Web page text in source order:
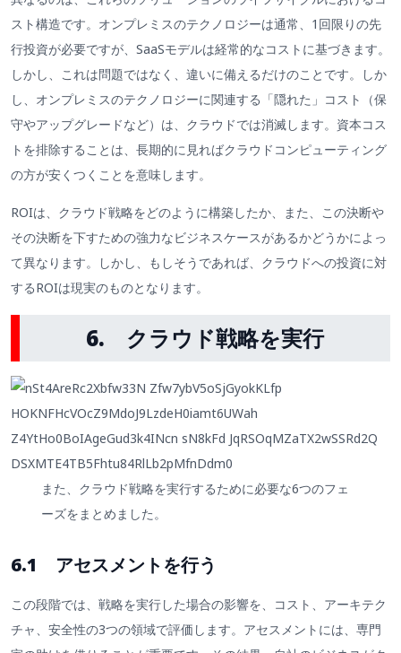
スト構造です。オンプレミスのテクノロジーは通常、1回限りの先
行投資が必要ですが、SaaSモデルは経常的なコストに基づきます。
しかし、これは問題ではなく、違いに備えるだけのことです。しか
し、オンプレミスのテクノロジーに関連する「隠れた」コスト（保
守やアップグレードなど）は、クラウドでは消滅します。資本コス
トを排除することは、長期的に見ればクラウドコンピューティング
の方が安くつくことを意味します。
ROIは、クラウド戦略をどのように構築したか、また、この決断や
その決断を下すための強力なビジネスケースがあるかどうかによっ
て異なります。しかし、もしそうであれば、クラウドへの投資に対
するROIは現実のものとなります。
6. クラウド戦略を実行
また、クラウド戦略を実行するために必要な6つのフェ
ーズをまとめました。
6.1 アセスメントを行う
この段階では、戦略を実行した場合の影響を、コスト、アーキテク
チャ、安全性の3つの領域で評価します。アセスメントには、専門